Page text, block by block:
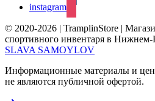
instagram
© 2020-2026 | TramplinStore |
спортивного инвентаря в Нижнем-
SLAVA SAMOYLOV
Информационные материалы и
не являются публичной офертой.